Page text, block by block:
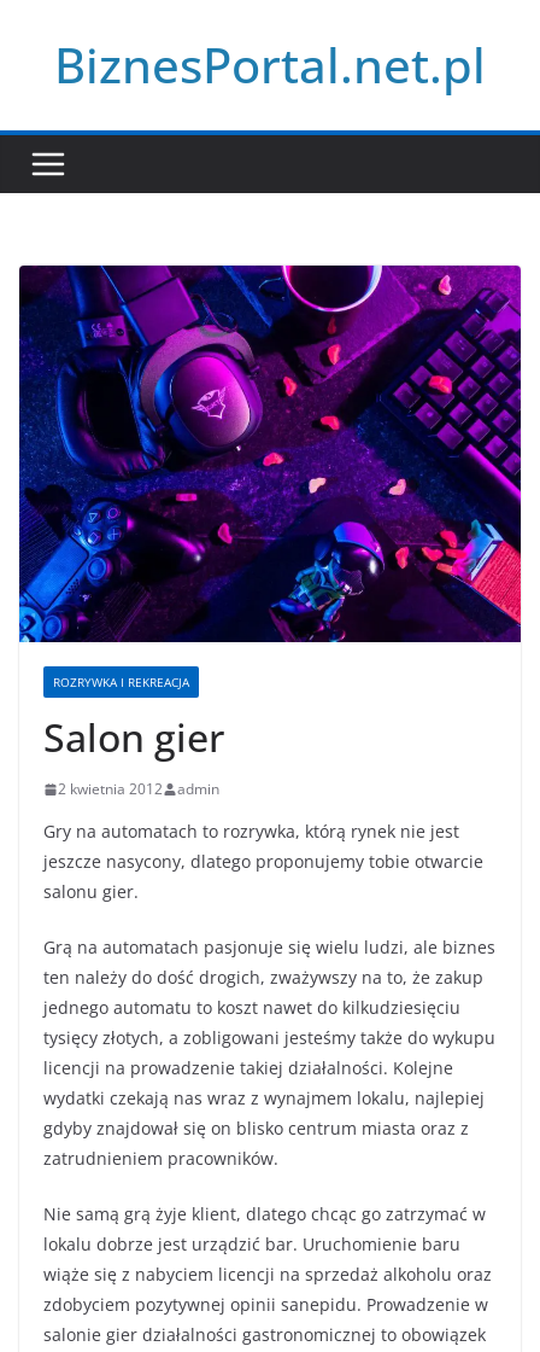
BiznesPortal.net.pl
ROZRYWKA I REKREACJA
Salon gier
2 kwietnia 2012 admin
Gry na automatach to rozrywka, którą rynek nie jest
jeszcze nasycony, dlatego proponujemy tobie otwarcie
salonu gier.
Grą na automatach pasjonuje się wielu ludzi, ale biznes
ten należy do dość drogich, zważywszy na to, że zakup
jednego automatu to koszt nawet do kilkudziesięciu
tysięcy złotych, a zobligowani jesteśmy także do wykupu
licencji na prowadzenie takiej działalności. Kolejne
wydatki czekają nas wraz z wynajmem lokalu, najlepiej
gdyby znajdował się on blisko centrum miasta oraz z
zatrudnieniem pracowników.
Nie samą grą żyje klient, dlatego chcąc go zatrzymać w
lokalu dobrze jest urządzić bar. Uruchomienie baru
wiąże się z nabyciem licencji na sprzedaż alkoholu oraz
zdobyciem pozytywnej opinii sanepidu. Prowadzenie w
salonie gier działalności gastronomicznej to obowiązek